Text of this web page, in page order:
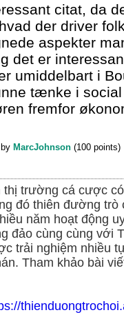
citat, da
der driver
aspekter
det er
umiddelbart i
tænke i
fremfor
by MarcJohnson (100 points)
thị trường cá cược
đó thiên đường
năm hoạt động
đảo cùng cùng với
trải nghiệm nhiều
Tham khảo bài